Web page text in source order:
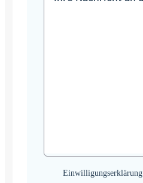
Einwilligungserklärung
Einwilligungserklärung